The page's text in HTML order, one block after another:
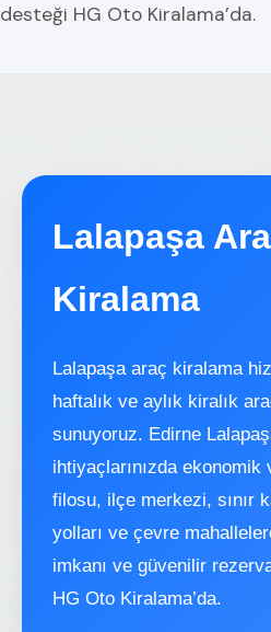
desteği HG Oto Kiralama’da.
Lalapaşa
Kiralama
Lalapaşa araç kiralama
haftalık ve aylık kiralık
sunuyoruz. Edirne
ihtiyaçlarınızda ekonomik
filosu, ilçe merkezi, sınır
yolları ve çevre
imkanı ve güvenilir
HG Oto Kiralama’da.